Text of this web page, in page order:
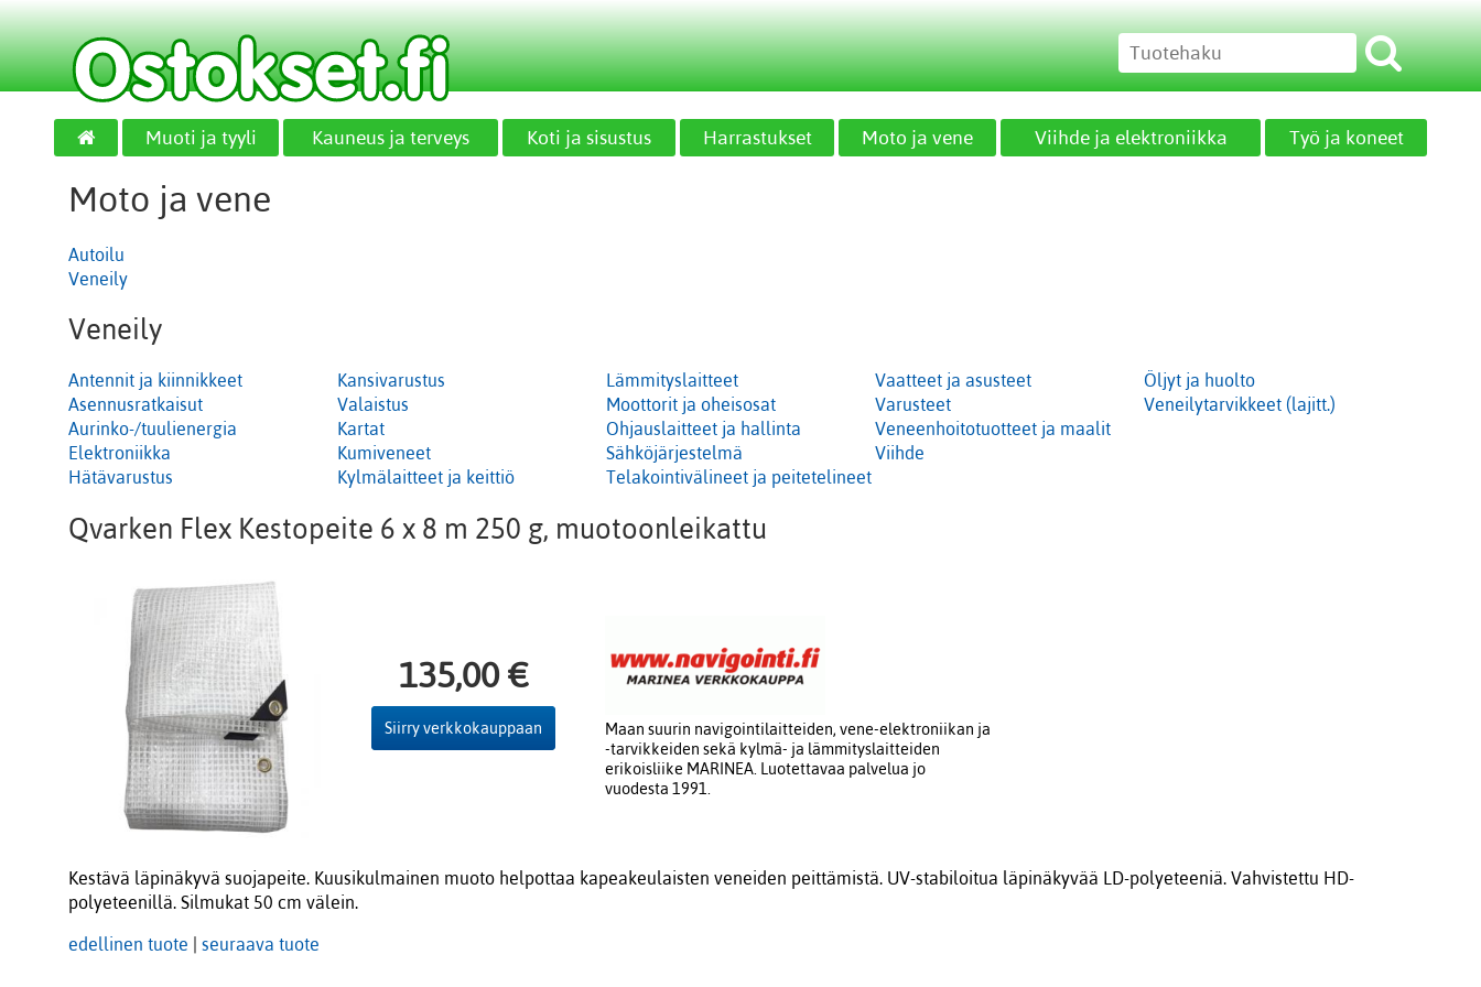
Muoti ja tyyli Kauneus ja terveys Koti ja sisustus Harrastukset Moto ja vene Viihde ja elektroniikka Työ ja koneet
Moto ja vene
Autoilu
Veneily
Veneily
Antennit ja kiinnikkeet
Asennusratkaisut
Aurinko-/tuulienergia
Elektroniikka
Hätävarustus
Kansivarustus
Valaistus
Kartat
Kumiveneet
Kylmälaitteet ja keittiö
Lämmityslaitteet
Moottorit ja oheisosat
Ohjauslaitteet ja hallinta
Sähköjärjestelmä
Telakointivälineet ja peitetelineet
Vaatteet ja asusteet
Varusteet
Veneenhoitotuotteet ja maalit
Viihde
Öljyt ja huolto
Veneilytarvikkeet (lajitt.)
Qvarken Flex Kestopeite 6 x 8 m 250 g, muotoonleikattu
135,00 €
Siirry verkkokauppaan
Maan suurin navigointilaitteiden, vene-elektroniikan ja
-tarvikkeiden sekä kylmä- ja lämmityslaitteiden
erikoisliike MARINEA. Luotettavaa palvelua jo
vuodesta 1991.
Kestävä läpinäkyvä suojapeite. Kuusikulmainen muoto helpottaa kapeakeulaisten veneiden peittämistä. UV-stabiloitua läpinäkyvää LD-polyeteeniä. Vahvistettu HD-
polyeteenillä. Silmukat 50 cm välein.
edellinen tuote seuraava tuote